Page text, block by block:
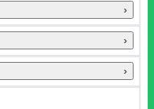
›
›
›